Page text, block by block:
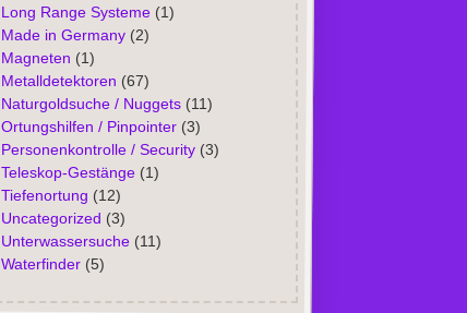
Long Range Systeme(1)
Made in Germany(2)
Magneten (1)
Metalldetektoren (67)
Naturgoldsuche / Nuggets(11)
Ortungshilfen / Pinpointer(3)
Personenkontrolle / Security(3)
Teleskop-Gestänge(1)
Tiefenortung (12)
Uncategorized (3)
Unterwassersuche(11)
Waterfinder(5)